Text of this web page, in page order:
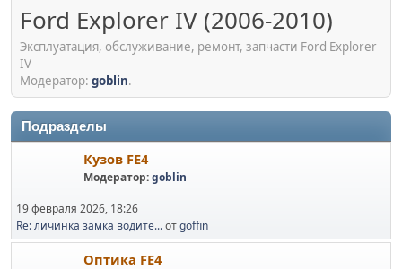
Ford Explorer IV (2006-2010)
Эксплуатация, обслуживание, ремонт, запчасти Ford Explorer
IV
Модератор: goblin.
Подразделы
Кузов FE4
Модератор:goblin
19 февраля 2026, 18:26
Re: личинка замка водите...отgoffin
Оптика FE4